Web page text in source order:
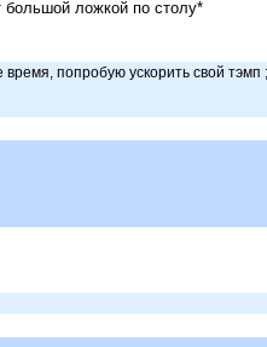
большой ложкой по столу*
попробую ускорить свой тэмп